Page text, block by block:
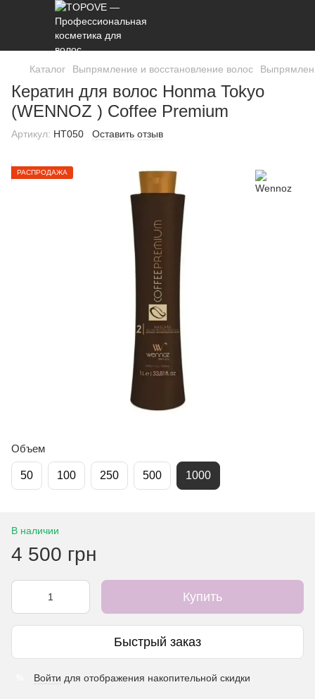
Каталог Выпрямление и восстановление волос
Кератин для волос Honma Tokyo
(WENNOZ ) Coffee Premium
Артикул: HT050 Оставить отзыв
РАСПРОДАЖА
Объем
50 100 250 500 1000
В наличии
4 500 грн
Купить
Быстрый заказ
Войти для отображения накопительной скидки